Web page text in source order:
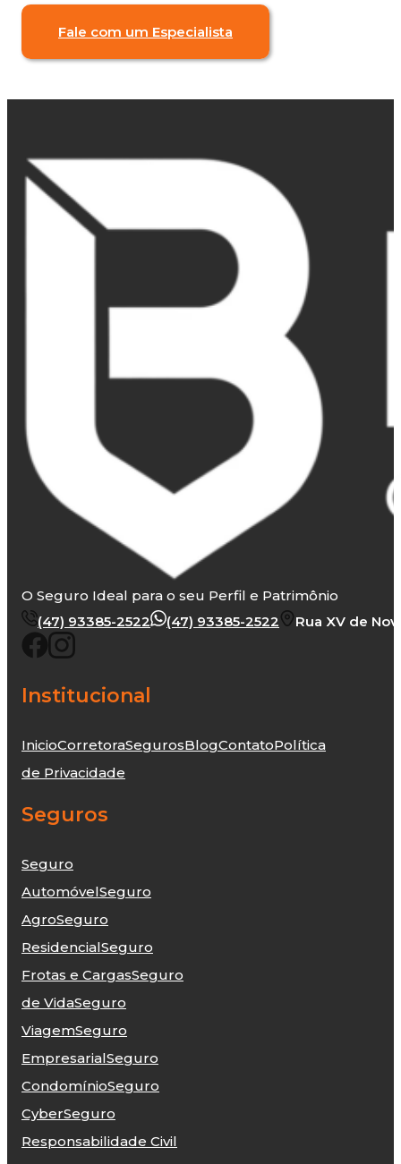
Fale com um Especialista
O Seguro Ideal para o seu Perfil e Patrimônio
(47) 93385-2522
(47) 93385-2522 Rua XV de
Institucional
InicioCorretoraSegurosBlogContatoPolítica
de Privacidade
Seguros
Seguro
AutomóvelSeguro
AgroSeguro
ResidencialSeguro
Frotas e CargasSeguro
de VidaSeguro
ViagemSeguro
EmpresarialSeguro
CondomínioSeguro
CyberSeguro
Responsabilidade Civil